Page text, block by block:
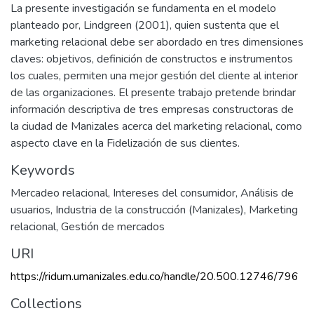
La presente investigación se fundamenta en el modelo
planteado por, Lindgreen (2001), quien sustenta que el
marketing relacional debe ser abordado en tres dimensiones
claves: objetivos, definición de constructos e instrumentos
los cuales, permiten una mejor gestión del cliente al interior
de las organizaciones. El presente trabajo pretende brindar
información descriptiva de tres empresas constructoras de
la ciudad de Manizales acerca del marketing relacional, como
aspecto clave en la Fidelización de sus clientes.
Keywords
Mercadeo relacional, Intereses del consumidor, Análisis de
usuarios, Industria de la construcción (Manizales), Marketing
relacional, Gestión de mercados
URI
https://ridum.umanizales.edu.co/handle/20.500.12746/796
Collections